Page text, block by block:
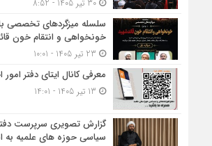
30 تیر 1405 - 8:52
سلسله میزگردهای تخصصی
خونخواهی و انتقام خون
معرفی کانال ایتای دفتر
گزارش تصویری سرپرست
سیاسی حوزه های علمیه به